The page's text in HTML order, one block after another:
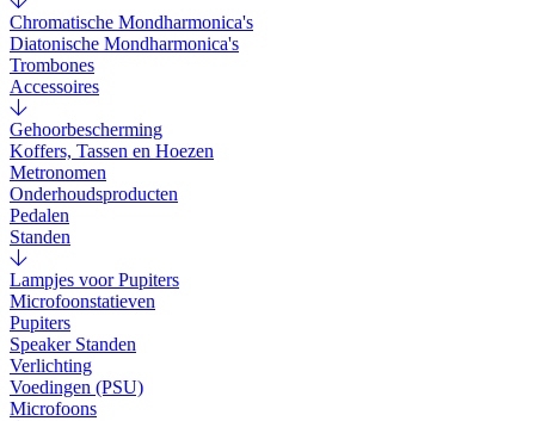
Chromatische Mondharmonica's
Diatonische Mondharmonica's
Trombones
Accessoires
Gehoorbescherming
Koffers, Tassen en Hoezen
Metronomen
Onderhoudsproducten
Pedalen
Standen
Lampjes voor Pupiters
Microfoonstatieven
Pupiters
Speaker Standen
Verlichting
Voedingen (PSU)
Microfoons